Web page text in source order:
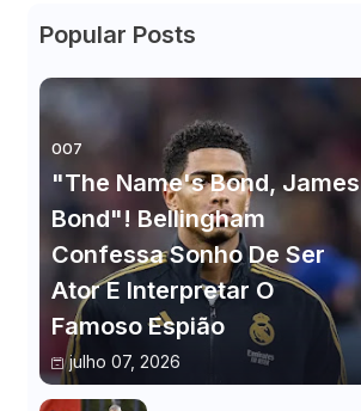
Popular Posts
007
"The Name's Bond, James
Bond"! Bellingham
Confessa Sonho De Ser
Ator E Interpretar O
Famoso Espião
julho 07, 2026